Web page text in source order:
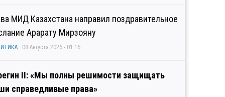
МИД Казахстана направил поздравительное
Арарату Мирзояну
08 Августа 2026 - 01:16
II: «Мы полны решимости защищать
справедливые права»